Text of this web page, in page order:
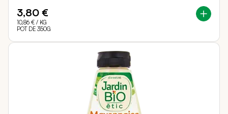
3,80 €
10,86 € / KG
POT DE 350G